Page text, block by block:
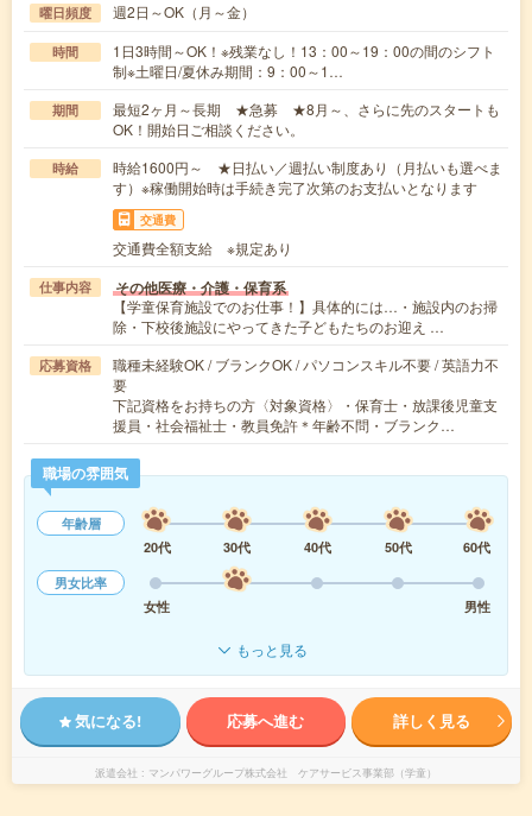
曜日頻度 週2日～OK（月～金）
時間
1日3時間～OK！※残業なし！13：00～19：00の間のシフト
制※土曜日/夏休み期間：9：00～1…
期間
最短2ヶ月～長期 ★急募 ★8月～、さらに先のスタートも
OK！開始日ご相談ください。
時給
時給1600円～ ★日払い／週払い制度あり（月払いも選べま
す）※稼働開始時は手続き完了次第のお支払いとなります
交通費
交通費全額支給 ※規定あり
仕事内容 その他医療・介護・保育系
【学童保育施設でのお仕事！】具体的には…・施設内のお掃
除・下校後施設にやってきた子どもたちのお迎え …
応募資格
職種未経験OK / ブランクOK / パソコンスキル不要 / 英語力不
要
下記資格をお持ちの方〈対象資格〉・保育士・放課後児童支
援員・社会福祉士・教員免許＊年齢不問・ブランク…
職場の雰囲気
年齢層
20代
30代 40代 50代
60代
男女比率
女性
男性
もっと見る
気になる! 応募へ進む 詳しく見る
派遣会社 マンパワーグループ株式会社 ケアサービス事業部（学童）